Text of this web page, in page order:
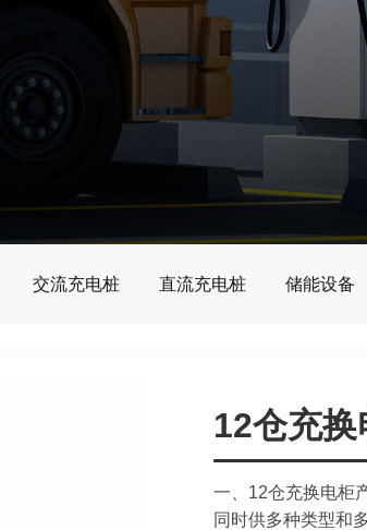
交流充电桩 直流充电桩 储能设备
12仓充换
一、12仓充换电柜
同时供多种类型和